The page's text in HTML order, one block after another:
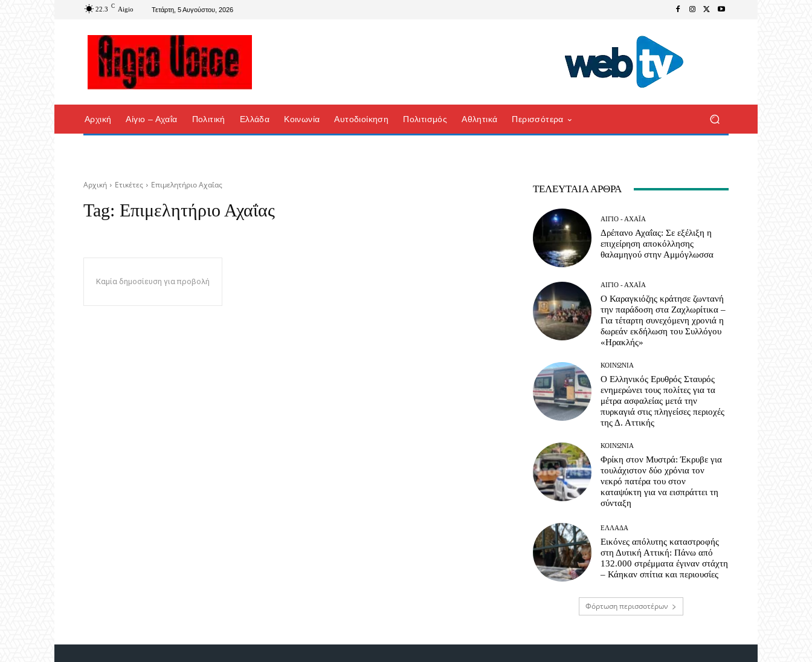
22.3 C Aigio Τετάρτη, 5 Αυγούστου, 2026
Αρχική Αίγιο – Αχαΐα Πολιτική Ελλάδα Κοινωνία Αυτοδιοίκηση Πολιτισμός Αθλητικά Περισσότερα
Αρχική Ετικέτες Επιμελητήριο Αχαΐας
Tag: Επιμελητήριο Αχαΐας
Καμία δημοσίευση για προβολή
ΤΕΛΕΥΤΑΊΑ ΆΡΘΡΑ
ΑΊΓΙΟ - ΑΧΑΪ́Α
Δρέπανο Αχαΐας: Σε εξέλιξη η
επιχείρηση αποκόλλησης
θαλαμηγού στην Αμμόγλωσσα
ΑΊΓΙΟ - ΑΧΑΪ́Α
Ο Καραγκιόζης κράτησε ζωντανή
την παράδοση στα Ζαχλωρίτικα –
Για τέταρτη συνεχόμενη χρονιά η
δωρεάν εκδήλωση του Συλλόγου
«Ηρακλής»
ΚΟΙΝΩΝΊΑ
Ο Ελληνικός Ερυθρός Σταυρός
ενημερώνει τους πολίτες για τα
μέτρα ασφαλείας μετά την
πυρκαγιά στις πληγείσες περιοχές
της Δ. Αττικής
ΚΟΙΝΩΝΊΑ
Φρίκη στον Μυστρά: Έκρυβε για
τουλάχιστον δύο χρόνια τον
νεκρό πατέρα του στον
καταψύκτη για να εισπράττει τη
σύνταξη
ΕΛΛΆΔΑ
Εικόνες απόλυτης καταστροφής
στη Δυτική Αττική: Πάνω από
132.000 στρέμματα έγιναν στάχτη
– Κάηκαν σπίτια και περιουσίες
Φόρτωση περισσοτέρων